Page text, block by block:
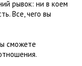
рывок: ни в коем
Все, чего вы
сможете